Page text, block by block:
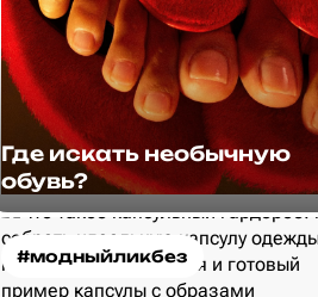
Где искать необычную
обувь?
#модныйликбез